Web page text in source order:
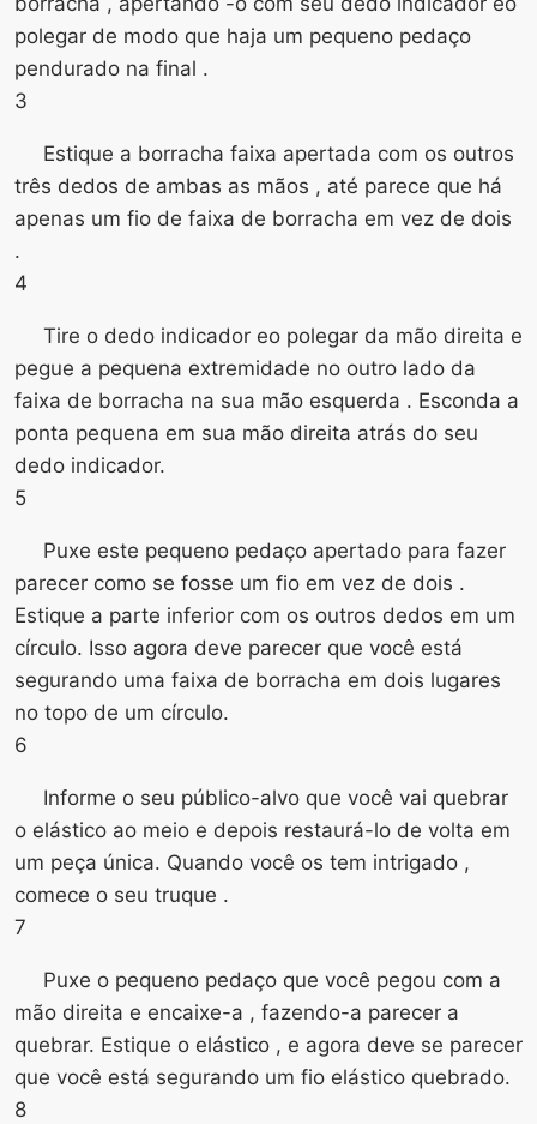
polegar de modo que haja um pequeno pedaço
pendurado na final .
3
Estique a borracha faixa apertada com os outros
três dedos de ambas as mãos , até parece que há
apenas um fio de faixa de borracha em vez de dois
.
4
Tire o dedo indicador eo polegar da mão direita e
pegue a pequena extremidade no outro lado da
faixa de borracha na sua mão esquerda . Esconda a
ponta pequena em sua mão direita atrás do seu
dedo indicador.
5
Puxe este pequeno pedaço apertado para fazer
parecer como se fosse um fio em vez de dois .
Estique a parte inferior com os outros dedos em um
círculo. Isso agora deve parecer que você está
segurando uma faixa de borracha em dois lugares
no topo de um círculo.
6
Informe o seu público-alvo que você vai quebrar
o elástico ao meio e depois restaurá-lo de volta em
um peça única. Quando você os tem intrigado ,
comece o seu truque .
7
Puxe o pequeno pedaço que você pegou com a
mão direita e encaixe-a , fazendo-a parecer a
quebrar. Estique o elástico , e agora deve se parecer
que você está segurando um fio elástico quebrado.
8